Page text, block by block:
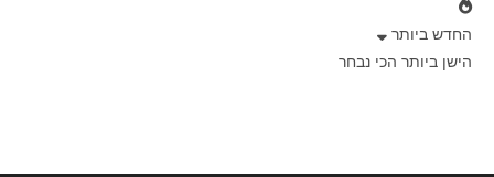
החדש ביותר
הישן ביותר הכי נבחר